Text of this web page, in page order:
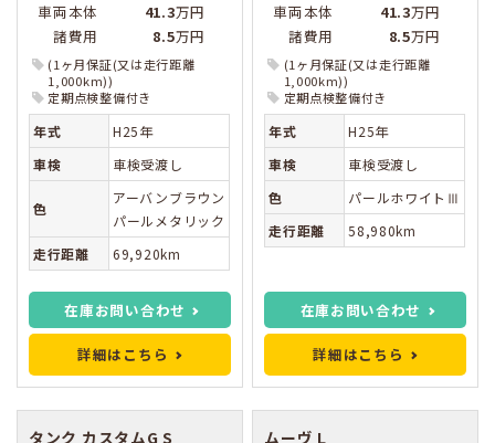
車両本体 41.3万円
諸費用
8.5万円
(1ヶ月保証(又は走行距離
1,000km))
定期点検整備付き
年式
H25年
車検
車検受渡し
色
アーバンブラウン
パールメタリック
走行距離
69,920km
在庫お問い合わせ
詳細はこちら
車両本体 41.3万円
諸費用
8.5万円
(1ヶ月保証(又は走行距離
1,000km))
定期点検整備付き
年式
H25年
車検
車検受渡し
色
パールホワイトⅢ
走行距離
58,980km
在庫お問い合わせ
詳細はこちら
タンク カスタムG S ムーヴ L